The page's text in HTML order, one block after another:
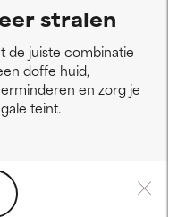
stralen
de juiste combinatie
doffe huid,
en zorg je
teint.